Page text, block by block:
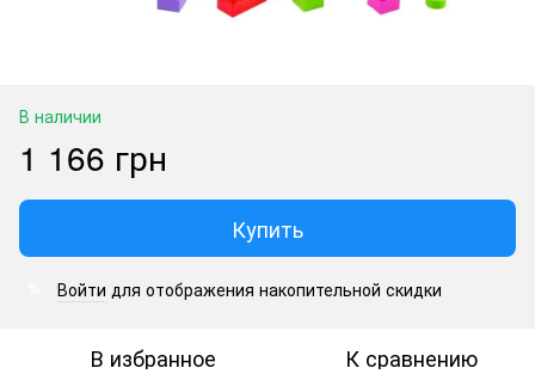
В наличии
1 166 грн
Купить
Войти для отображения накопительной скидки
В избранное К сравнению